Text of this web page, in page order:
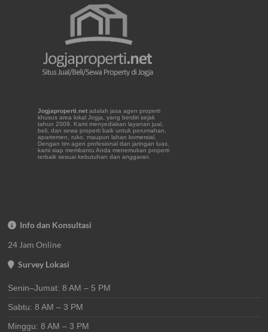
Jogjaproperti.net adalah jasa agen properti
khusus area lokal Jogja, yang berdiri sejak
tahun 2009. Kami menyediakan layanan jual,
beli, dan sewa properti baik untuk perumahan,
apartemen, ruko, maupun lahan komersial.
Dengan tim agen profesional dan jaringan luas,
kami siap membantu Anda menemukan properti
terbaik sesuai kebutuhan dan anggaran.
Info dan Konsultasi
24 Jam Online
Survey Lokasi
Senin–Jumat: 8 AM – 5 PM
Sabtu: 8 AM – 3 PM
Minggu: 8 AM – 3 PM